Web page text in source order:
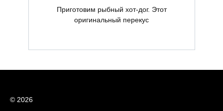
Приготовим рыбный хот-дог. Этот
оригинальный перекус
© 2026